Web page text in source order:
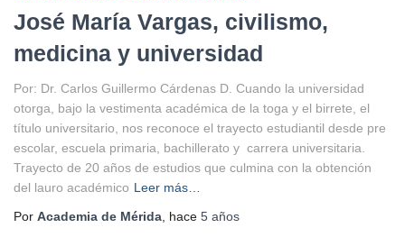
José María Vargas, civilismo,
medicina y universidad
Por: Dr. Carlos Guillermo Cárdenas D. Cuando la universidad
otorga, bajo la vestimenta académica de la toga y el birrete, el
título universitario, nos reconoce el trayecto estudiantil desde pre
escolar, escuela primaria, bachillerato y carrera universitaria.
Trayecto de 20 años de estudios que culmina con la obtención
del lauro académico Leer más…
Por Academia de Mérida , hace 5 años